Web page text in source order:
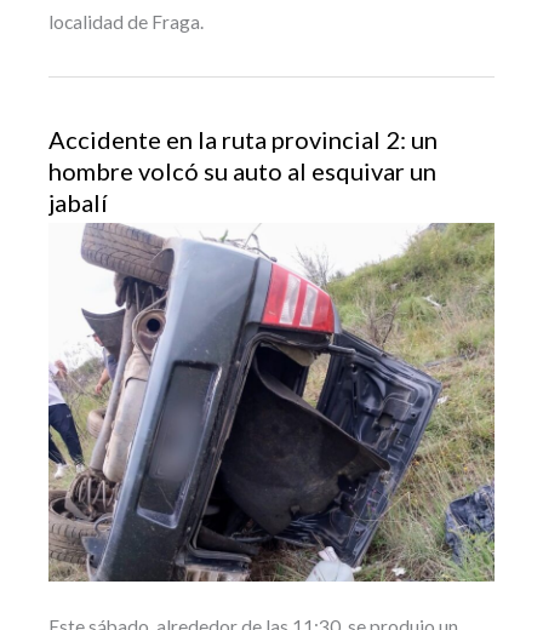
localidad de Fraga.
Accidente en la ruta provincial 2: un
hombre volcó su auto al esquivar un
jabalí